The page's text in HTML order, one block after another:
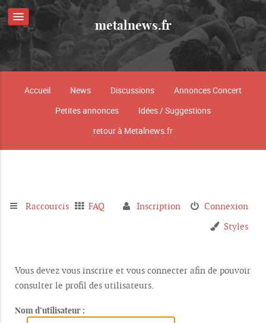
metalnews.fr
Accueil News Discussions
Annonces Concert
Petites annonces
Idées / Suggestions
retour à Metalnews.fr
Raccourcis FAQ Connexion
Inscription
Styles
Vous devez vous inscrire et vous connecter afin de pouvoir
consulter le profil des utilisateurs.
Nom d’utilisateur :